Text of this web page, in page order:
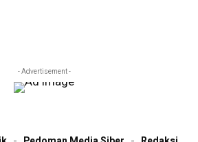
- Advertisement -